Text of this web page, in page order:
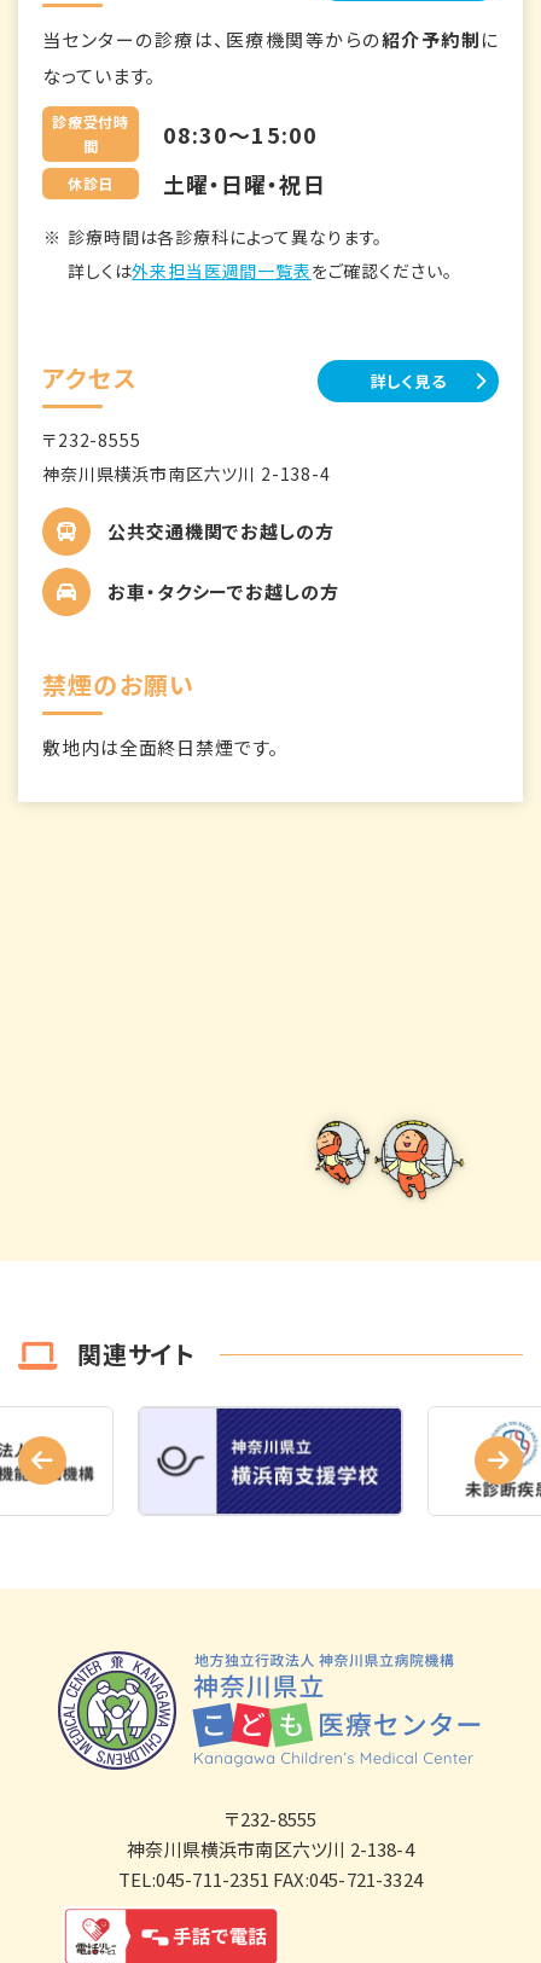
当センターの診療は、医療機関等からの紹介予約制に
なっています。
診療受付時
間
08:30～15:00
休診日 土曜・日曜・祝日
診療時間は各診療科によって異なります。
詳しくは外来担当医週間一覧表をご確認ください。
アクセス 詳しく見る
〒232-8555
神奈川県横浜市南区六ツ川 2-138-4
公共交通機関でお越しの方
お車・タクシーでお越しの方
禁煙のお願い
敷地内は全面終日禁煙です。
関連サイト
〒232-8555
神奈川県横浜市南区六ツ川 2-138-4
TEL:045-711-2351 FAX:045-721-3324